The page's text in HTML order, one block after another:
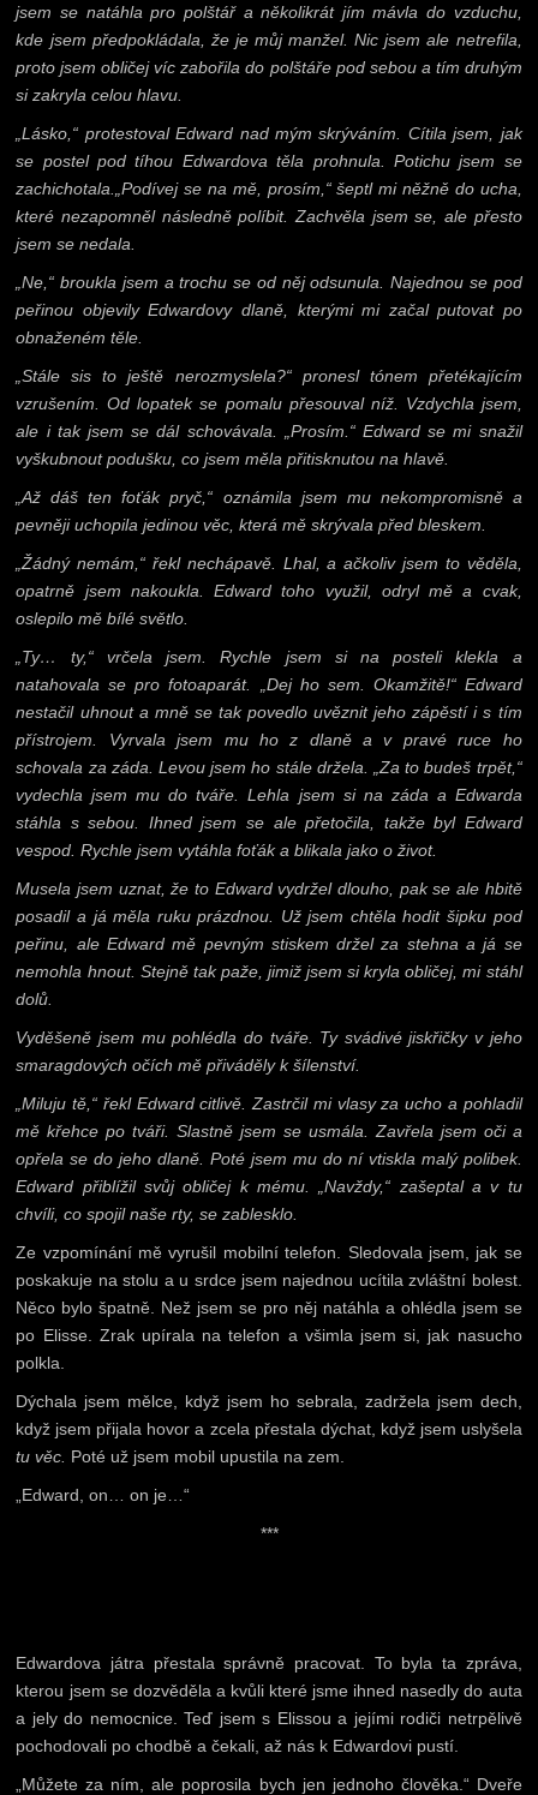
jsem se natáhla pro polštář a několikrát jím mávla do vzduchu,
kde jsem předpokládala, že je můj manžel. Nic jsem ale netrefila,
proto jsem obličej víc zabořila do polštáře pod sebou a tím druhým
si zakryla celou hlavu.
„Lásko,“ protestoval Edward nad mým skrýváním. Cítila jsem, jak
se postel pod tíhou Edwardova těla prohnula. Potichu jsem se
zachichotala.„Podívej se na mě, prosím,“ šeptl mi něžně do ucha,
které nezapomněl následně políbit. Zachvěla jsem se, ale přesto
jsem se nedala.
„Ne,“ broukla jsem a trochu se od něj odsunula. Najednou se pod
peřinou objevily Edwardovy dlaně, kterými mi začal putovat po
obnaženém těle.
„Stále sis to ještě nerozmyslela?“ pronesl tónem přetékajícím
vzrušením. Od lopatek se pomalu přesouval níž. Vzdychla jsem,
ale i tak jsem se dál schovávala. „Prosím.“ Edward se mi snažil
vyškubnout podušku, co jsem měla přitisknutou na hlavě.
„Až dáš ten foťák pryč,“ oznámila jsem mu nekompromisně a
pevněji uchopila jedinou věc, která mě skrývala před bleskem.
„Žádný nemám,“ řekl nechápavě. Lhal, a ačkoliv jsem to věděla,
opatrně jsem nakoukla. Edward toho využil, odryl mě a cvak,
oslepilo mě bílé světlo.
„Ty… ty,“ vrčela jsem. Rychle jsem si na posteli klekla a
natahovala se pro fotoaparát. „Dej ho sem. Okamžitě!“ Edward
nestačil uhnout a mně se tak povedlo uvěznit jeho zápěstí i s tím
přístrojem. Vyrvala jsem mu ho z dlaně a v pravé ruce ho
schovala za záda. Levou jsem ho stále držela. „Za to budeš trpět,“
vydechla jsem mu do tváře. Lehla jsem si na záda a Edwarda
stáhla s sebou. Ihned jsem se ale přetočila, takže byl Edward
vespod. Rychle jsem vytáhla foťák a blikala jako o život.
Musela jsem uznat, že to Edward vydržel dlouho, pak se ale hbitě
posadil a já měla ruku prázdnou. Už jsem chtěla hodit šipku pod
peřinu, ale Edward mě pevným stiskem držel za stehna a já se
nemohla hnout. Stejně tak paže, jimiž jsem si kryla obličej, mi stáhl
dolů.
Vyděšeně jsem mu pohlédla do tváře. Ty svádivé jiskřičky v jeho
smaragdových očích mě přiváděly k šílenství.
„Miluju tě,“ řekl Edward citlivě. Zastrčil mi vlasy za ucho a pohladil
mě křehce po tváři. Slastně jsem se usmála. Zavřela jsem oči a
opřela se do jeho dlaně. Poté jsem mu do ní vtiskla malý polibek.
Edward přiblížil svůj obličej k mému. „Navždy,“ zašeptal a v tu
chvíli, co spojil naše rty, se zablesklo.
Ze vzpomínání mě vyrušil mobilní telefon. Sledovala jsem, jak se
poskakuje na stolu a u srdce jsem najednou ucítila zvláštní bolest.
Něco bylo špatně. Než jsem se pro něj natáhla a ohlédla jsem se
po Elisse. Zrak upírala na telefon a všimla jsem si, jak nasucho
polkla.
Dýchala jsem mělce, když jsem ho sebrala, zadržela jsem dech,
když jsem přijala hovor a zcela přestala dýchat, když jsem uslyšela
tu věc. Poté už jsem mobil upustila na zem.
„Edward, on… on je…“
***
Edwardova játra přestala správně pracovat. To byla ta zpráva,
kterou jsem se dozvěděla a kvůli které jsme ihned nasedly do auta
a jely do nemocnice. Teď jsem s Elissou a jejími rodiči netrpělivě
pochodovali po chodbě a čekali, až nás k Edwardovi pustí.
„Můžete za ním, ale poprosila bych jen jednoho člověka.“ Dveře